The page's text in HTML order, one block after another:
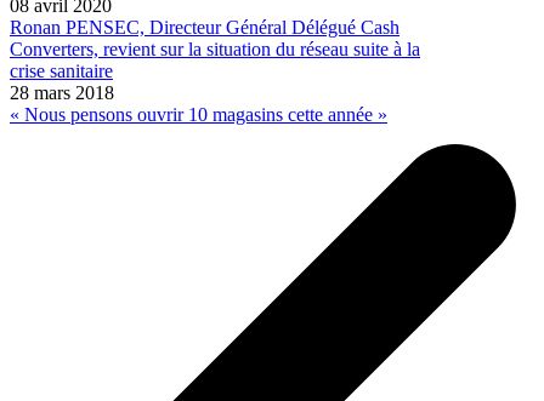
08 avril 2020
Ronan PENSEC, Directeur Général Délégué Cash
Converters, revient sur la situation du réseau suite à la
crise sanitaire
28 mars 2018
« Nous pensons ouvrir 10 magasins cette année »